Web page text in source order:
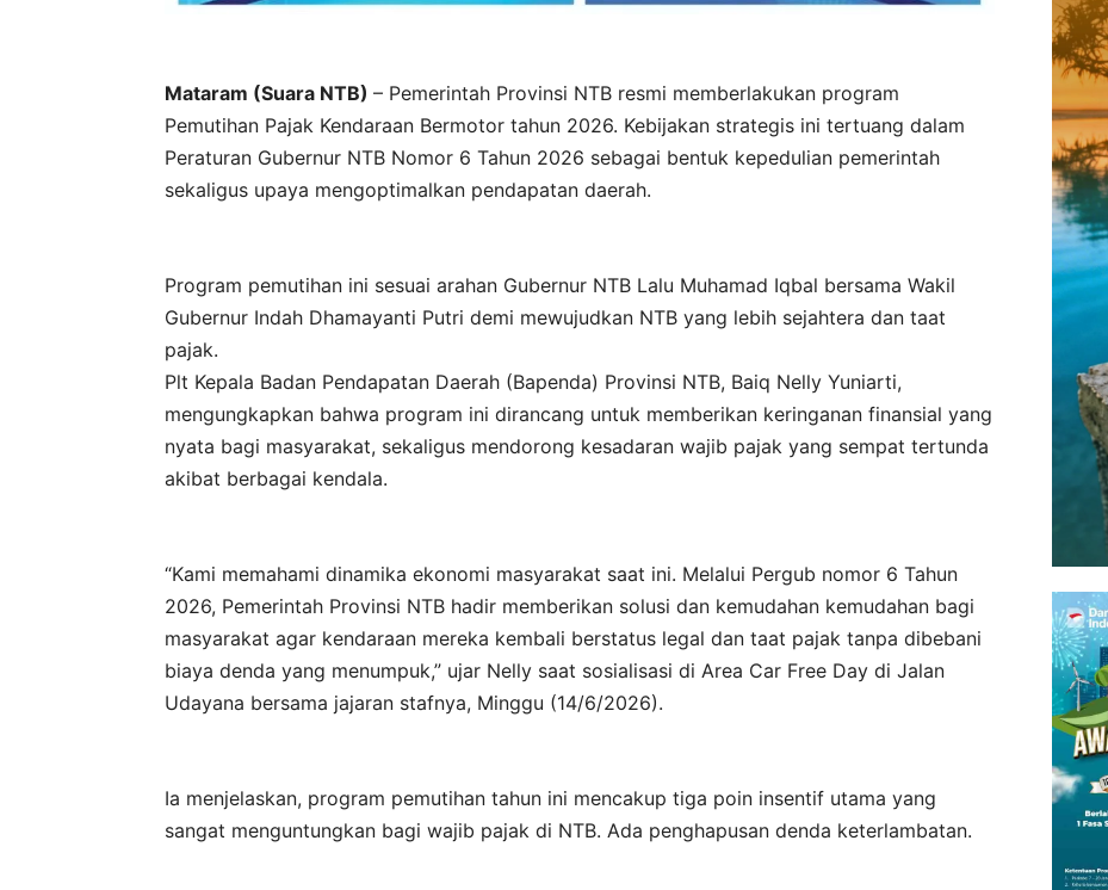
Mataram (Suara NTB) – Pemerintah Provinsi NTB resmi memberlakukan program
Pemutihan Pajak Kendaraan Bermotor tahun 2026. Kebijakan strategis ini tertuang dalam
Peraturan Gubernur NTB Nomor 6 Tahun 2026 sebagai bentuk kepedulian pemerintah
sekaligus upaya mengoptimalkan pendapatan daerah.
Program pemutihan ini sesuai arahan Gubernur NTB Lalu Muhamad Iqbal bersama Wakil
Gubernur Indah Dhamayanti Putri demi mewujudkan NTB yang lebih sejahtera dan taat
pajak.
Plt Kepala Badan Pendapatan Daerah (Bapenda) Provinsi NTB, Baiq Nelly Yuniarti,
mengungkapkan bahwa program ini dirancang untuk memberikan keringanan finansial yang
nyata bagi masyarakat, sekaligus mendorong kesadaran wajib pajak yang sempat tertunda
akibat berbagai kendala.
“Kami memahami dinamika ekonomi masyarakat saat ini. Melalui Pergub nomor 6 Tahun
2026, Pemerintah Provinsi NTB hadir memberikan solusi dan kemudahan kemudahan bagi
masyarakat agar kendaraan mereka kembali berstatus legal dan taat pajak tanpa dibebani
biaya denda yang menumpuk,” ujar Nelly saat sosialisasi di Area Car Free Day di Jalan
Udayana bersama jajaran stafnya, Minggu (14/6/2026).
Ia menjelaskan, program pemutihan tahun ini mencakup tiga poin insentif utama yang
sangat menguntungkan bagi wajib pajak di NTB. Ada penghapusan denda keterlambatan.